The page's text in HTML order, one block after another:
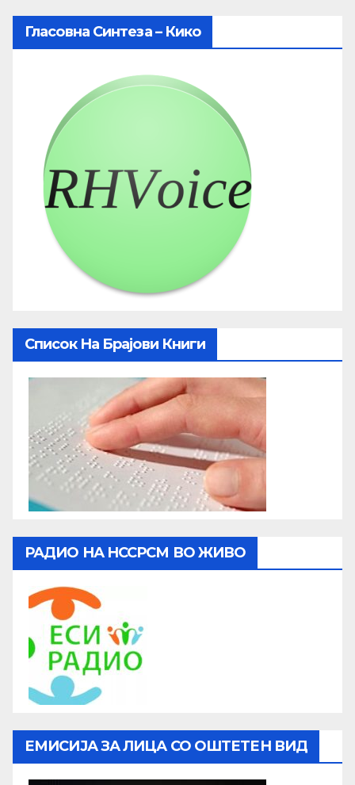
Гласовна Синтеза – Кико
Список На Брајови Книги
РАДИО НА НССРСМ ВО ЖИВО
ЕМИСИЈА ЗА ЛИЦА СО ОШТЕТЕН ВИД